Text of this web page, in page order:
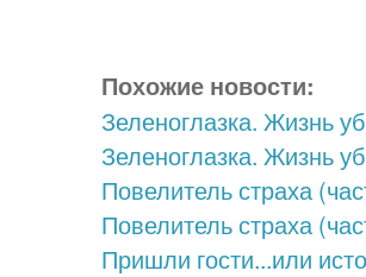
Похожие новости:
Зеленоглазка. Жизнь
Зеленоглазка. Жизнь
Повелитель страха
Повелитель страха
Пришли гости...или